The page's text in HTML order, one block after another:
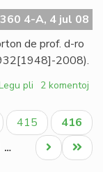
4-A, 4 jul 08
de prof. d-ro
2008).
pli pri
funebras
pri
Lee
Chong-
2 komentoj
Paĝo
415
Aktuala
paĝo
416
…
Last
page
Next
page